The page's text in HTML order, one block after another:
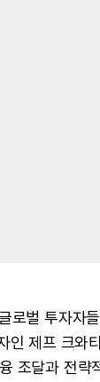
로벌 투자자들
인 제프 크와
조달과 전략